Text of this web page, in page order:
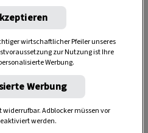
wirtschaftlicher Pfeiler unseres
zur Nutzung ist Ihre
Werbung.
Werbung
Adblocker müssen vor
werden.